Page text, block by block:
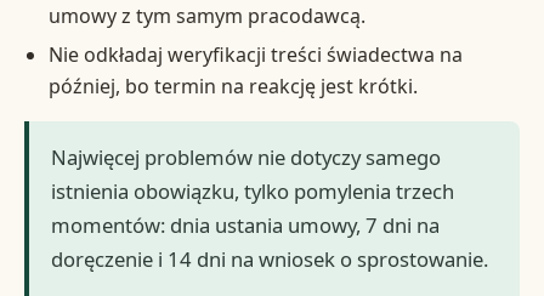
umowy z tym samym pracodawcą.
Nie odkładaj weryfikacji treści świadectwa na
później, bo termin na reakcję jest krótki.
Najwięcej problemów nie dotyczy samego
istnienia obowiązku, tylko pomylenia trzech
momentów: dnia ustania umowy, 7 dni na
doręczenie i 14 dni na wniosek o sprostowanie.